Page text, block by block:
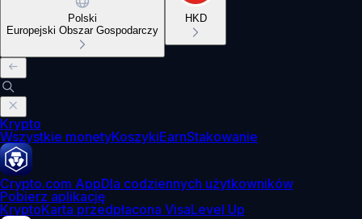
Polski
Europejski Obszar Gospodarczy
HKD
Krypto
Wszystkie monetyKoszykiEarnStakowanie
Crypto.com AppDla codziennych użytkowników
Pobierz aplikację
KryptoKarta przedpłacona VisaLevel Up